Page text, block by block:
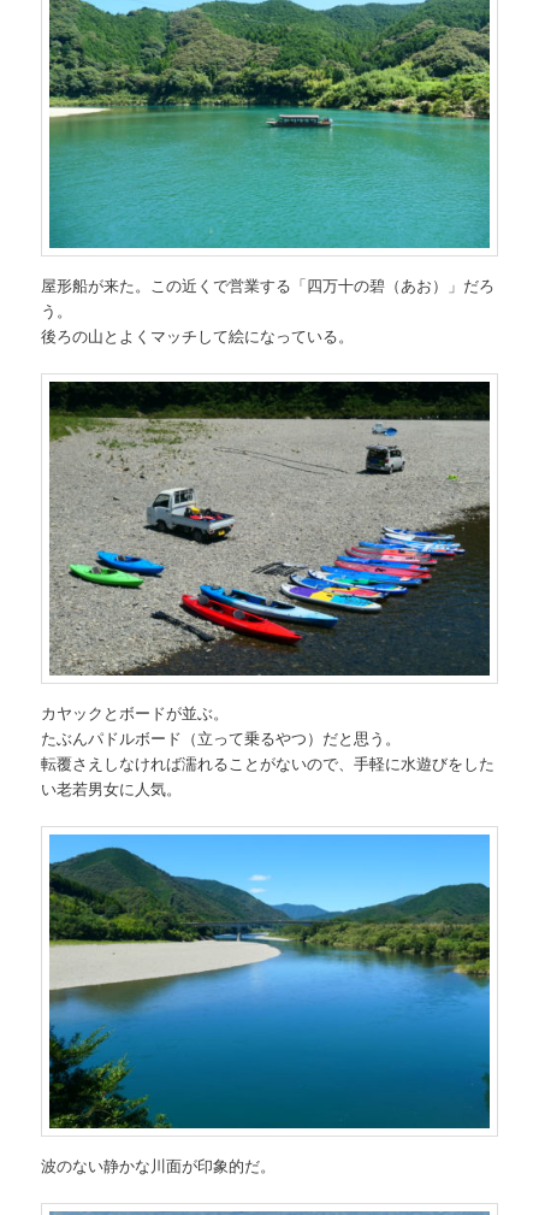
屋形船が来た。この近くで営業する「四万十の碧（あお）」だろ
う。
後ろの山とよくマッチして絵になっている。
カヤックとボードが並ぶ。
たぶんパドルボード（立って乗るやつ）だと思う。
転覆さえしなければ濡れることがないので、手軽に水遊びをした
い老若男女に人気。
波のない静かな川面が印象的だ。